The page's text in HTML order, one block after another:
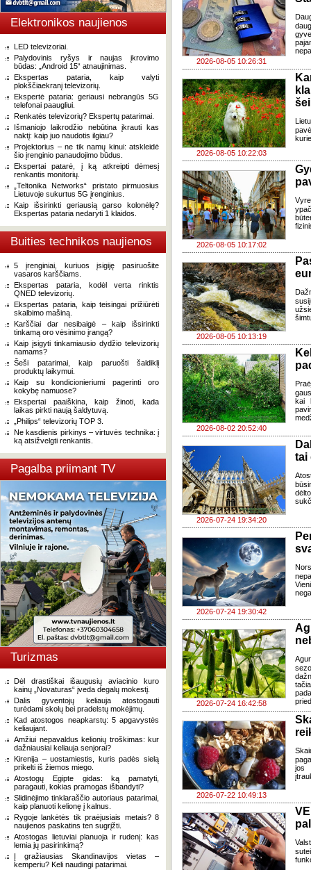
Elektronikos naujienos
LED televizoriai.
Palydovinis ryšys ir naujas įkrovimo
būdas: „Android 15“ atnaujinimas.
Ekspertas pataria, kaip valyti
plokščiaekranį televizorių.
Ekspertė pataria: geriausi nebrangūs 5G
telefonai paaugliui.
Renkatės televizorių? Ekspertų patarimai.
Išmaniojo laikrodžio nebūtina įkrauti kas
naktį: kaip juo naudotis ilgiau?
Projektorius – ne tik namų kinui: atskleidė
šio įrenginio panaudojimo būdus.
Ekspertai patarė, į ką atkreipti dėmesį
renkantis monitorių.
„Teltonika Networks“ pristato pirmuosius
Lietuvoje sukurtus 5G įrenginius.
Kaip išsirinkti geriausią garso kolonėlę?
Ekspertas pataria nedaryti 1 klaidos.
Buities technikos naujienos
5 įrenginiai, kuriuos įsigiję pasiruošite
vasaros karščiams.
Ekspertas pataria, kodėl verta rinktis
QNED televizorių.
Ekspertas pataria, kaip teisingai prižiūrėti
skalbimo mašiną.
Karščiai dar nesibaigė – kaip išsirinkti
tinkamą oro vėsinimo įrangą?
Kaip įsigyti tinkamiausio dydžio televizorių
namams?
Šeši patarimai, kaip paruošti šaldiklį
produktų laikymui.
Kaip su kondicionieriumi pagerinti oro
kokybę namuose?
Ekspertai paaiškina, kaip žinoti, kada
laikas pirkti naują šaldytuvą.
„Philips“ televizorių TOP 3.
Ne kasdienis pirkinys – virtuvės technika: į
ką atsižvelgti renkantis.
Pagalba priimant TV
Turizmas
Dėl drastiškai išaugusių aviacinio kuro
kainų „Novaturas“ įveda degalų mokestį.
Dalis gyventojų keliauja atostogauti
turėdami skolų bei pradelstų mokėjimų.
Kad atostogos neapkarstų: 5 apgavystės
keliaujant.
Amžiui nepavaldus kelionių troškimas: kur
dažniausiai keliauja senjorai?
Kirenija – uostamiestis, kuris padės sielą
prikelti iš žiemos miego.
Atostogų Egipte gidas: ką pamatyti,
paragauti, kokias pramogas išbandyti?
Slidinėjimo tinklaraščio autoriaus patarimai,
kaip planuoti kelionę į kalnus.
Rygoje lankėtės tik praėjusiais metais? 8
naujienos paskatins ten sugrįžti.
Atostogas lietuviai planuoja ir rudenį: kas
lemia jų pasirinkimą?
Į gražiausias Skandinavijos vietas –
kemperiu? Keli naudingi patarimai.
2026-08-05 10:26:31
2026-08-05 10:22:03
2026-08-05 10:17:02
2026-08-05 10:13:19
2026-08-02 20:52:40
kai
2026-07-24 19:34:20
tai
2026-07-24 19:30:42
2026-07-24 16:42:58
2026-07-22 10:49:13
jos